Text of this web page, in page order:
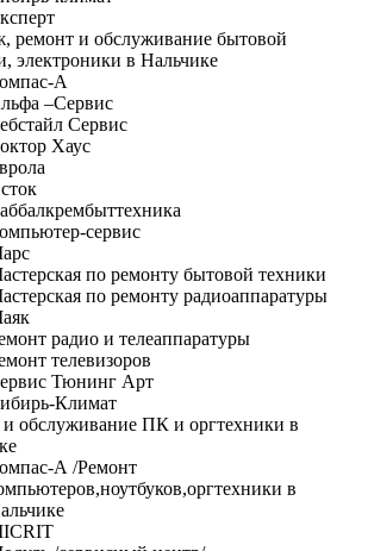
ремонт и обслуживание бытовой
электроники в Нальчике
А
–Сервис
Сервис
Хаус
сервис
по ремонту бытовой техники
по ремонту радиоаппаратуры
радио и телеаппаратуры
телевизоров
Тюнинг Арт
Климат
обслуживание ПК и оргтехники в
А /Ремонт
в